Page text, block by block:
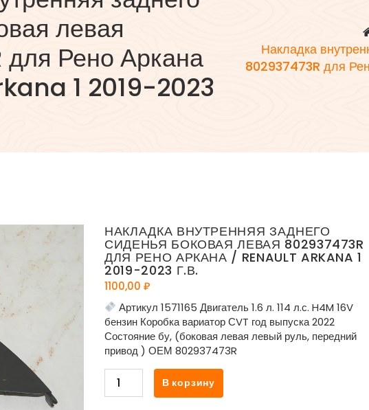
левая
Рено Аркана
1 2019-2023
Накладка
802937473R для
НАКЛАДКА ВНУТРЕННЯЯ ЗАДНЕГО
СИДЕНЬЯ БОКОВАЯ ЛЕВАЯ 802937473R
ДЛЯ РЕНО АРКАНА / RENAULT ARKANA 1
2019-2023 Г.В.
1100,00 ₽
Артикул 1571165 Двигатель 1.6 л. 114 л.с. H4M 16V
бензин Коробка вариатор СVT год выпуска 2022
Состояние бу, (боковая левая левый руль, передний
привод ) ОЕМ 802937473R
Количество
товара
В корзину